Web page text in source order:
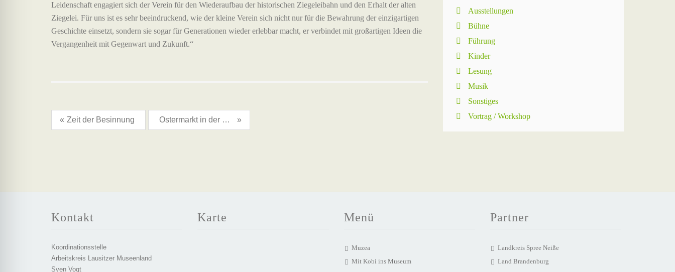
Leidenschaft engagiert sich der Verein für den Wiederaufbau der historischen Ziegeleibahn und den Erhalt der alten
Ziegelei. Für uns ist es sehr beeindruckend, wie der kleine Verein sich nicht nur für die Bewahrung der einzigartigen
Geschichte einsetzt, sondern sie sogar für Generationen wieder erlebbar macht, er verbindet mit großartigen Ideen die
Vergangenheit mit Gegenwart und Zukunft.“
« Zeit der Besinnung Ostermarkt in der Kreisverwaltung »
Ausstellungen
Bühne
Führung
Kinder
Lesung
Musik
Sonstiges
Vortrag / Workshop
Kontakt
Koordinationsstelle
Arbeitskreis Lausitzer Museenland
Sven Vogt
Karte Menü
Muzea
Mit Kobi ins Museum
Partner
Landkreis Spree Neiße
Land Brandenburg